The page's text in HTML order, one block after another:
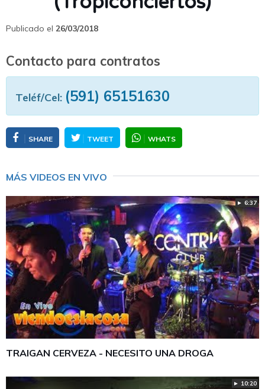
Publicado el 26/03/2018
Contacto para contratos
Teléf/Cel: (591) 65151630
SHARE TWEET WHATS
MÁS VIDEOS EN VIVO
► 6:37
TRAIGAN CERVEZA - NECESITO UNA DROGA
► 10:20